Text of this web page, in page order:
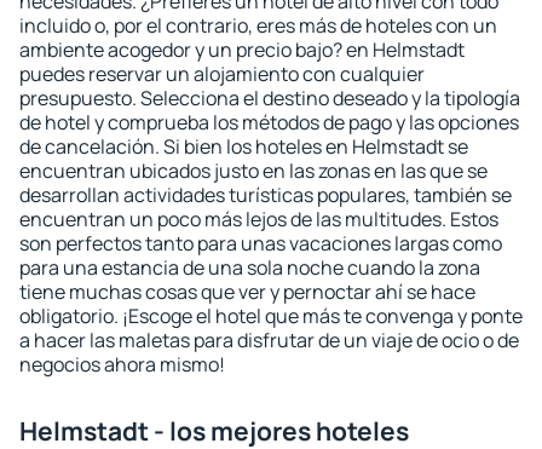
incluido o, por el contrario, eres más de hoteles con un
ambiente acogedor y un precio bajo? en Helmstadt
puedes reservar un alojamiento con cualquier
presupuesto. Selecciona el destino deseado y la tipología
de hotel y comprueba los métodos de pago y las opciones
de cancelación. Si bien los hoteles en Helmstadt se
encuentran ubicados justo en las zonas en las que se
desarrollan actividades turísticas populares, también se
encuentran un poco más lejos de las multitudes. Estos
son perfectos tanto para unas vacaciones largas como
para una estancia de una sola noche cuando la zona
tiene muchas cosas que ver y pernoctar ahí se hace
obligatorio. ¡Escoge el hotel que más te convenga y ponte
a hacer las maletas para disfrutar de un viaje de ocio o de
negocios ahora mismo!
Helmstadt - los mejores hoteles